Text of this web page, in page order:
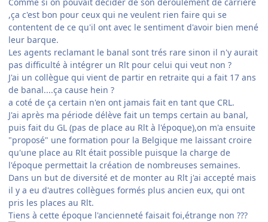
,ça c'est bon pour ceux qui ne veulent rien faire qui se
contentent de ce qu'il ont avec le sentiment d'avoir bien mené
leur barque.
Les agents reclamant le banal sont trés rare sinon il n'y aurait
pas difficulté à intégrer un Rlt pour celui qui veut non ?
J'ai un collègue qui vient de partir en retraite qui a fait 17 ans
de banal....ça cause hein ?
a coté de ça certain n'en ont jamais fait en tant que CRL.
J'ai après ma période délève fait un temps certain au banal,
puis fait du GL (pas de place au Rlt à l'époque),on m'a ensuite
"proposé" une formation pour la Belgique me laissant croire
qu'une place au Rlt était possible puisque la charge de
l'époque permettait la création de nombreuses semaines.
Dans un but de diversité et de monter au Rlt j'ai accepté mais
il y a eu d'autres collègues formés plus ancien eux, qui ont
pris les places au Rlt.
Tiens à cette époque l'ancienneté faisait foi,étrange non ???